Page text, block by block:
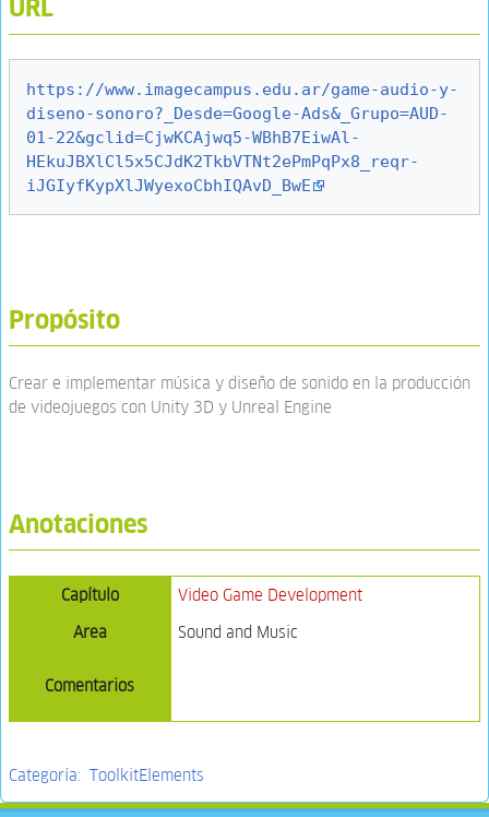
URL
https://www.imagecampus.edu.ar/game-audio-y-
diseno-sonoro?_Desde=Google-Ads&_Grupo=AUD-
01-22&gclid=CjwKCAjwq5-WBhB7EiwAl-
HEkuJBXlCl5x5CJdK2TkbVTNt2ePmPqPx8_reqr-
iJGIyfKypXlJWyexoCbhIQAvD_BwE
Propósito
Crear e implementar música y diseño de sonido en la producción
de videojuegos con Unity 3D y Unreal Engine
Anotaciones
Capítulo
Video Game Development
Area
Sound and Music
Comentarios
Categoría: ToolkitElements